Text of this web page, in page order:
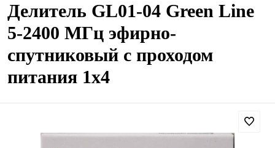
Делитель GL01-04 Green Line
5-2400 МГц эфирно-
спутниковый с проходом
питания 1х4